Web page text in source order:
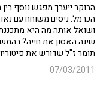
הבוקר ייערך מפגש נוסף
הכרמל. ניסים משוחח עם
ושואל אותה מה היא מתכננת
שינה האסון את חייה?
תומר ז"ל שדורש את
07/03/2011